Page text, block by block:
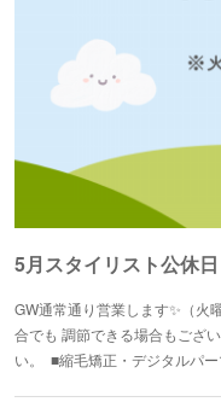
5月スタイリスト公休
GW通常通り営業します✨（火
合でも 調節できる場合もござ
い。 ■縮毛矯正・デジタルパ